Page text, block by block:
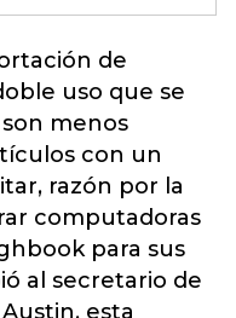
de
uso que se
menos
con un
, razón por la
computadoras
para sus
al secretario de
esta